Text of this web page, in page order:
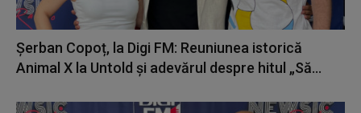
Șerban Copoț, la Digi FM: Reuniunea istorică
Animal X la Untold și adevărul despre hitul „Să...